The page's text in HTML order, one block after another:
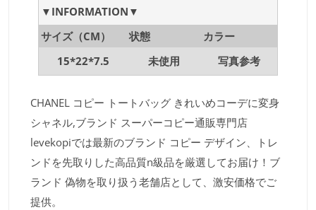
▼INFORMATION▼
サイズ（CM）
状態
カラー
15*22*7.5
未使用 写真参考
CHANEL コピー トートバッグ きれいめコーデに変身
シャネル,ブランド スーパーコピー通販専門店
levekopiでは最新のブランド コピー デザイン、トレ
ンドを先取りした高品質n級品を厳選してお届け！ブ
ランド 偽物を取り扱う老舗店として、激安価格でご
提供。